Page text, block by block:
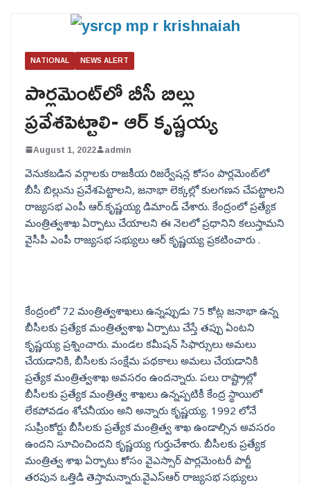
NATIONAL NEWS ALERT
పార్లమెంట్‌లో బీసీ బిల్లు
ప్రవేశపెట్టాలి- ఆర్ కృష్ణయ్య
August 1, 2022 admin
వెనుకబడిన వర్గాలకు రాజకీయ రిజర్వేషన్ల కోసం పార్లమెంట్‌లో
బీసీ బిల్లును ప్రవేశపెట్టాలని, జనాభా లెక్కల్లో కులగణన చేపట్టాలని
రాజ్యసభ ఎంపీ ఆర్.కృష్ణయ్య డిమాండ్ చేశారు. కేంద్రంలో ప్రత్యేక
మంత్రిత్వశాఖ ఏర్పాటు చేయాలని ఈ నెలలో ప్రధానిని కలుస్తామని
వైసీపీ ఎంపీ రాజ్యసభ సభ్యులు ఆర్ కృష్ణయ్య ప్రకటించారు .
కేంద్రంలో 72 మంత్రిత్వశాఖలు ఉన్నప్పుడు 75 కోట్ల జనాభా ఉన్న
బీసీలకు ప్రత్యేక మంత్రిత్వశాఖ ఏర్పాటు చేస్తే తప్పు ఏంటని
కృష్ణయ్య ప్రశ్నించారు. మండల కమీషన్ సిఫార్సులు అమలు
చేయడానికి, బీసీలకు సంక్షేమ పథకాలు అమలు చేయడానికి
ప్రత్యేక మంత్రిత్వశాఖ అవసరం ఉందన్నారు. పలు రాష్ట్రాల్లో
బీసీలకు ప్రత్యేక మంత్రిత్వ శాఖలు ఉన్నప్పటికీ కేంద్ర స్థాయిలో
లేకపోవడం శోచనీయం అని అన్నారు కృష్ణయ్య. 1992 లోనే
సుప్రీంకోర్టు బీసీలకు ప్రత్యేక మంత్రిత్వ శాఖ ఉండాల్సిన అవసరం
ఉందని సూచించిందని కృష్ణయ్య గుర్తుచేశారు. బీసీలకు ప్రత్యేక
మంత్రిత్వ శాఖ ఏర్పాటు కోసం వైఎస్సార్ పార్లమెంటరీ పార్టీ
తరపున ఒత్తిడి తెస్తామన్నారు.వైఎస్ఆర్ రాజ్యసభ సభ్యులు